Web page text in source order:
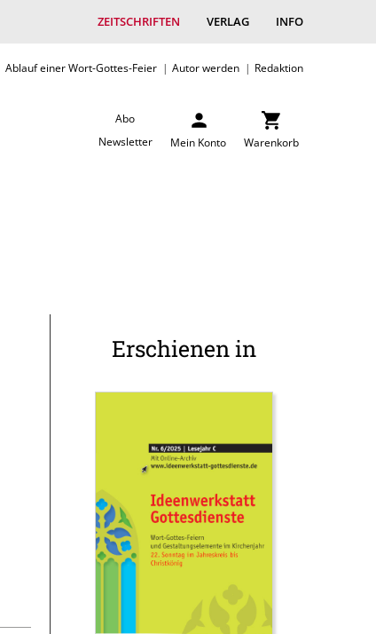
ZEITSCHRIFTEN VERLAG INFO
Ablauf einer Wort-Gottes-Feier Autor werden Redaktion
Abo
Newsletter
Mein Konto Warenkorb
Erschienen in